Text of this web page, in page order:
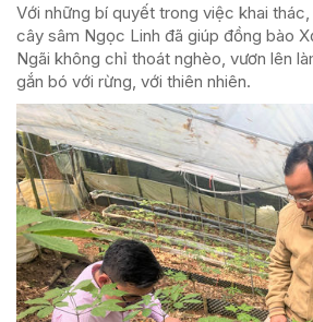
Với những bí quyết trong việc khai thác,
cây sâm Ngọc Linh đã giúp đồng bào
Ngãi không chỉ thoát nghèo, vươn lên
gắn bó với rừng, với thiên nhiên.